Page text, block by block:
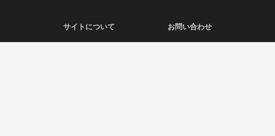
サイトについて お問い合わせ